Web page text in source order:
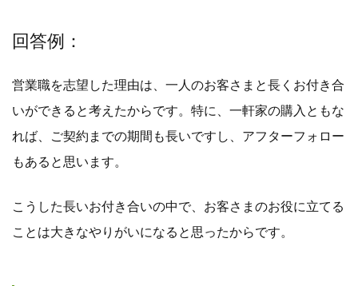
回答例：
営業職を志望した理由は、一人のお客さまと長くお付き合
いができると考えたからです。特に、一軒家の購入ともな
れば、ご契約までの期間も長いですし、アフターフォロー
もあると思います。
こうした長いお付き合いの中で、お客さまのお役に立てる
ことは大きなやりがいになると思ったからです。